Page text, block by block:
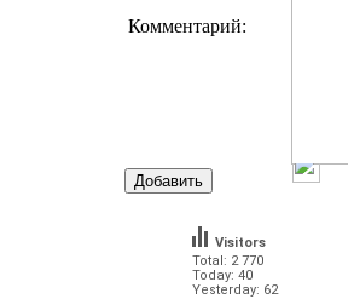
Комментарий:
Total: 2 770
Today: 40
Yesterday: 62
Visitors